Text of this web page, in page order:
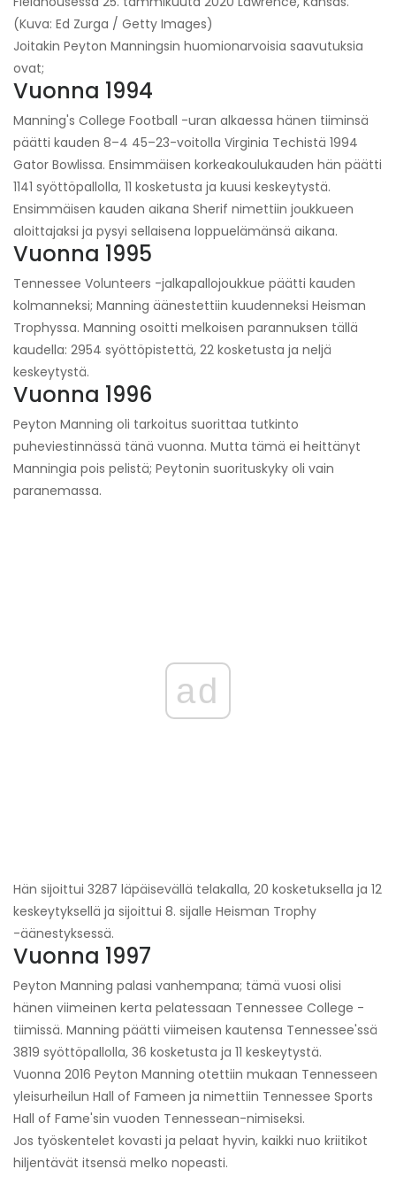
(Kuva: Ed Zurga / Getty Images)
Joitakin Peyton Manningsin huomionarvoisia saavutuksia
ovat;
Vuonna 1994
Manning's College Football -uran alkaessa hänen tiiminsä
päätti kauden 8–4 45–23-voitolla Virginia Techistä 1994
Gator Bowlissa. Ensimmäisen korkeakoulukauden hän päätti
1141 syöttöpallolla, 11 kosketusta ja kuusi keskeytystä.
Ensimmäisen kauden aikana Sherif nimettiin joukkueen
aloittajaksi ja pysyi sellaisena loppuelämänsä aikana.
Vuonna 1995
Tennessee Volunteers -jalkapallojoukkue päätti kauden
kolmanneksi; Manning äänestettiin kuudenneksi Heisman
Trophyssa. Manning osoitti melkoisen parannuksen tällä
kaudella: 2954 syöttöpistettä, 22 kosketusta ja neljä
keskeytystä.
Vuonna 1996
Peyton Manning oli tarkoitus suorittaa tutkinto
puheviestinnässä tänä vuonna. Mutta tämä ei heittänyt
Manningia pois pelistä; Peytonin suorituskyky oli vain
paranemassa.
ad
Hän sijoittui 3287 läpäisevällä telakalla, 20 kosketuksella ja 12
keskeytyksellä ja sijoittui 8. sijalle Heisman Trophy
-äänestyksessä.
Vuonna 1997
Peyton Manning palasi vanhempana; tämä vuosi olisi
hänen viimeinen kerta pelatessaan Tennessee College -
tiimissä. Manning päätti viimeisen kautensa Tennessee'ssä
3819 syöttöpallolla, 36 kosketusta ja 11 keskeytystä.
Vuonna 2016 Peyton Manning otettiin mukaan Tennesseen
yleisurheilun Hall of Fameen ja nimettiin Tennessee Sports
Hall of Fame'sin vuoden Tennessean-nimiseksi.
Jos työskentelet kovasti ja pelaat hyvin, kaikki nuo kriitikot
hiljentävät itsensä melko nopeasti.